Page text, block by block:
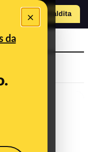
×
da
Hazte Maldita